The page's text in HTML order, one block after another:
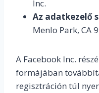
Inc.
Az adatkezelő
Menlo Park, CA
A Facebook Inc.
formájában
regisztráción túl